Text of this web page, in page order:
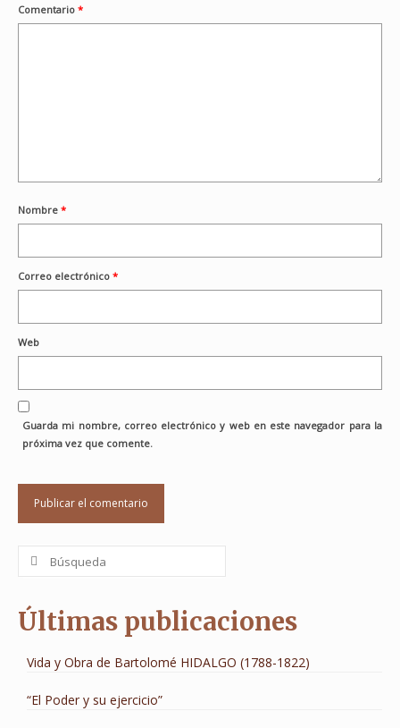
Comentario *
Nombre *
Correo electrónico *
Web
Guarda mi nombre, correo electrónico y web en este navegador para la
próxima vez que comente.
Buscar
Últimas publicaciones
Vida y Obra de Bartolomé HIDALGO (1788-1822)
“El Poder y su ejercicio”